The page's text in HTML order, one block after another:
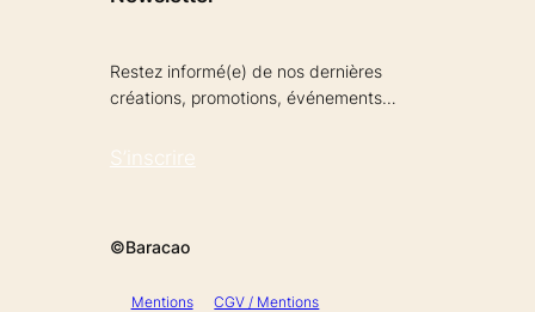
Restez informé(e) de nos dernières
créations, promotions, événements…
S’inscrire
©Baracao
Mentions
CGV / Mentions